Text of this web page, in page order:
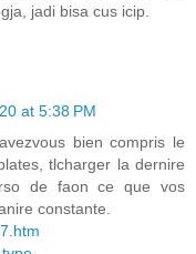
jadi bisa cus icip.
at 5:38 PM
bien compris le
tlcharger la dernire
de faon ce que vos
constante.